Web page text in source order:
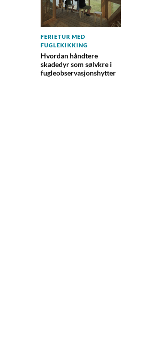
FERIETUR MED
FUGLEKIKKING
Hvordan håndtere
skadedyr som sølvkre i
fugleobservasjonshytter